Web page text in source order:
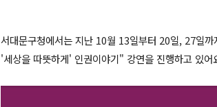
서대문구청에서는 지난 10월 13일부터 20일, 27일
'세상을 따뜻하게' 인권이야기" 강연을 진행하고 있어